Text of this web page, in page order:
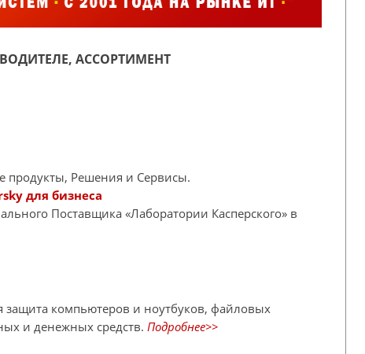
АССОРТИМЕНТ
продукты, Решения и Сервисы.
для бизнеса
Поставщика «Лаборатории Касперского» в
защита компьютеров и ноутбуков, файловых
и денежных средств. Подробнее>>